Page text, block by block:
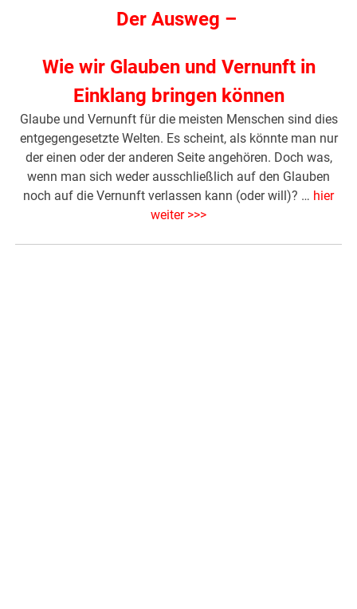
Der Ausweg –
Wie wir Glauben und Vernunft in
Einklang bringen können
Glaube und Vernunft für die meisten Menschen sind dies
entgegengesetzte Welten. Es scheint, als könnte man nur
der einen oder der anderen Seite angehören. Doch was,
wenn man sich weder ausschließlich auf den Glauben
noch auf die Vernunft verlassen kann (oder will)? … hier
weiter >>>